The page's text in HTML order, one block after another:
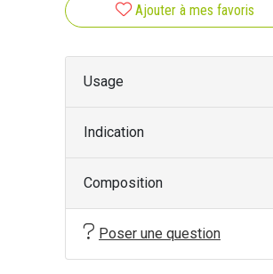
Ajouter à mes favoris
Usage
Indication
Composition
Poser une question